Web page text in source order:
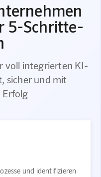
5-Schritte-
voll integrierten KI-
sicher und mit
Erfolg
und identifizieren